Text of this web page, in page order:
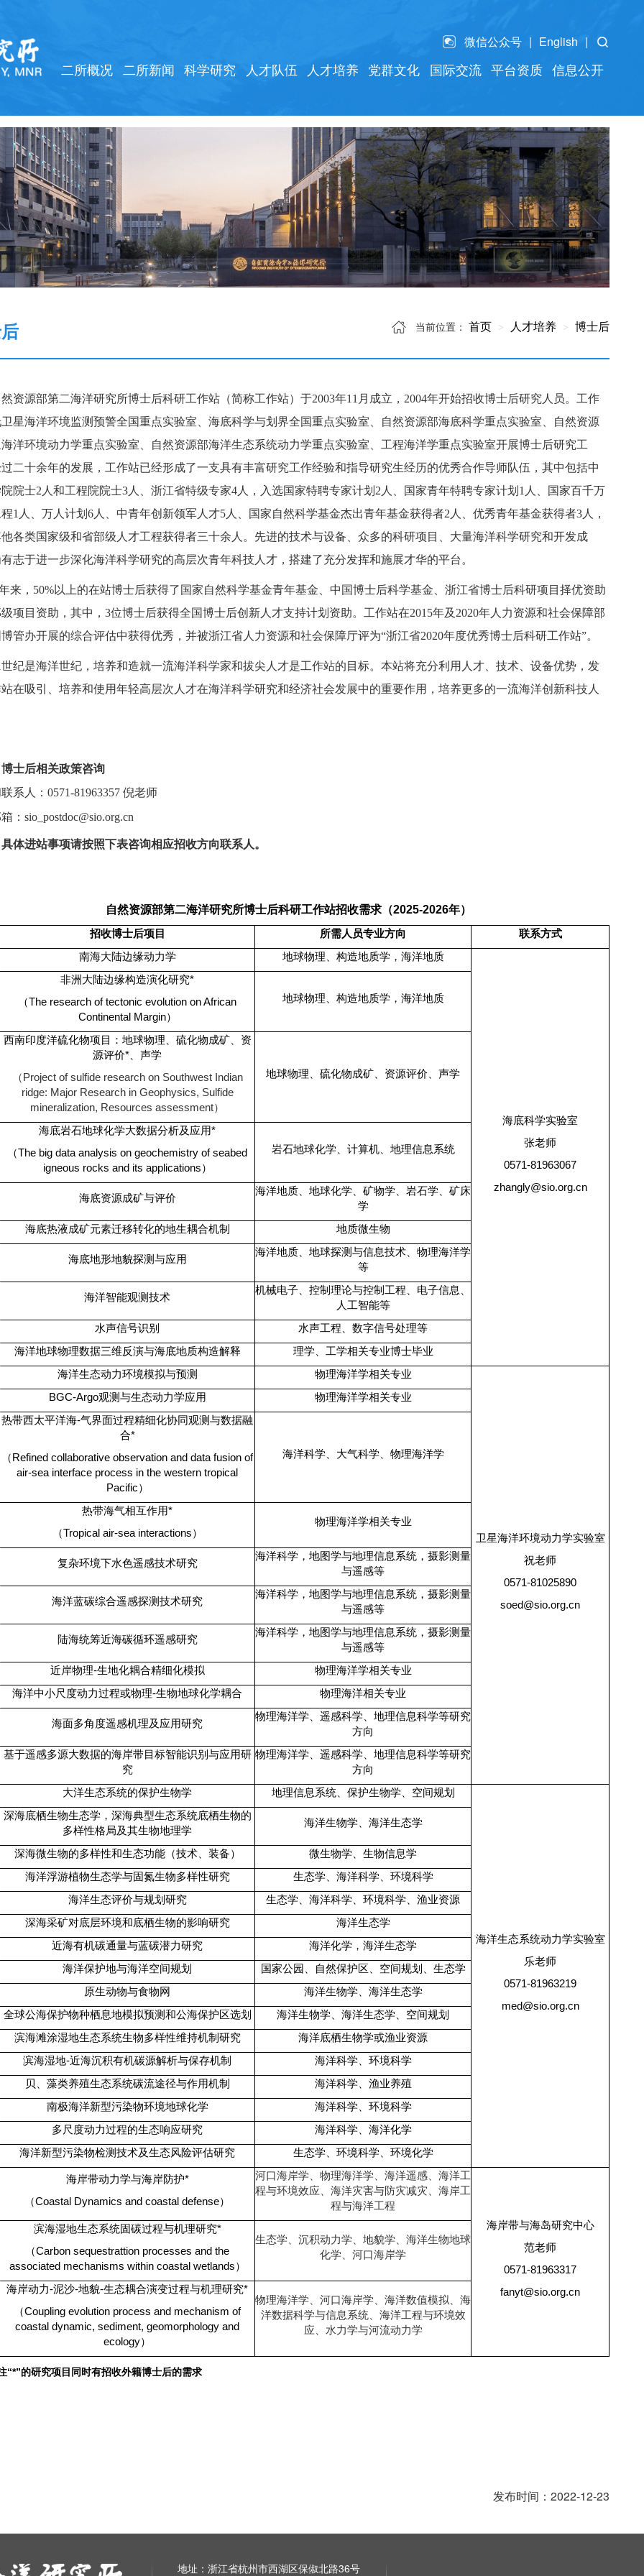
微信公众号 English
二所概况 二所新闻 科学研究 人才队伍 人才培养 党群文化 国际交流 平台资质 信息公开
当前位置： 首页 人才培养 博士后
然资源部第二海洋研究所博士后科研工作站（简称工作站）于2003年11月成立，2004年开始招收博士后研究人员。工作
卫星海洋环境监测预警全国重点实验室、海底科学与划界全国重点实验室 自然资源部海底科学重点实验室、
自然资源
洋环境动力学重点实验室、自然资源部海洋生态系统动力学重点实验室、工程海洋学重点实验室开展博士后研究工
二十余年的发展，工作站已经形成了一支具有丰富研究工作经验和指导研究生经历的优秀合作导师队伍，其中包括中
院院士2人和工程院院士3人、浙江省特级专家4人，入选国家特聘专家计划2人、国家青年特聘专家计划1人、国家百千万
程1人、万人计划6人、中青年创新领军人才5人、国家自然科学基金杰出青年基金获得者2人、优秀青年基金获得者3人，
他各类国家级和省部级人才工程获得者三十余人。先进的技术与设备、众多的科研项目、大量海洋科学研究和开发成
志于进一步深化海洋科学研究的高层次青年科技人才，搭建了充分发挥和施展才华的平台。
来，50%以上的在站博士后获得了国家自然科学基金青年基金、中国博士后科学基金、浙江省博士后科研项目择优资助
项目资助，其中，3位博士后获得全国博士后创新人才支持计划资助。工作站在2015年及2020年人力资源和社会保障部
管办开展的综合评估中获得优秀，并被浙江省人力资源和社会保障厅评为“浙江省2020年度优秀博士后科研工作站”。
世纪是海洋世纪，培养和造就一流海洋科学家和拔尖人才是工作站的目标。本站将充分利用人才、技术、设备优势，发
在吸引、培养和使用年轻高层次人才在海洋科学研究和经济社会发展中的重要作用，培养更多的一流海洋创新科技人
博士后相关政策咨询
系人： 0571-81963357 倪老师
： sio_postdoc@sio.org.cn
具体进站事项请按照下表咨询相应招收方向联系人。
自然资源部第二海洋研究所博士后科研工作站招收需求（2025-2026年）
招收博士后项目 所需人员专业方向
联系方式
南海大陆边缘动力学 地球物理、构造地质学，海洋地质
海底科学实验室
张老师
0571-81963067
zhangly@sio.org.cn
非洲大陆边缘构造演化研究*
（The research of tectonic evolution on African
Continental Margin）
地球物理、构造地质学，海洋地质
西南印度洋硫化物项目：地球物理、硫化物成矿、资
源评价* 、声学
（Project of sulfide research on Southwest Indian
ridge: Major Research in Geophysics, Sulfide
mineralization, Resources assessment）
地球物理、硫化物成矿、资源评价、声学
海底岩石地球化学大数据分析及应用*
（The big data analysis on geochemistry of seabed
igneous rocks and its applications）
岩石地球化学、计算机、地理信息系统
海底资源成矿与评价
海洋地质、地球化学、矿物学、岩石学、矿床
学
海底热液成矿元素迁移转化的地生耦合机制 地质微生物
海底地形地貌探测与应用
海洋地质、地球探测与信息技术、物理海洋学
等
海洋智能观测技术
机械电子、控制理论与控制工程、电子信息、
人工智能等
水声信号识别
水声工程、数字信号处理等
海洋地球物理数据三维反演与海底地质构造解释
理学、工学相关专业博士毕业
海洋生态动力环境模拟与预测 物理海洋学相关专业
卫星海洋环境动力学实验室
祝老师
0571-81025890
soed@sio.org.cn
BGC-Argo观测与生态动力学应用 物理海洋学相关专业
热带西太平洋海-气界面过程精细化协同观测与数据融
合*
（Refined collaborative observation and data fusion of
air-sea interface process in the western tropical
Pacific）
海洋科学、大气科学、物理海洋学
热带海气相互作用*
（Tropical air-sea interactions）
物理海洋学相关专业
复杂环境下水色遥感技术研究
海洋科学，地图学与地理信息系统，摄影测量
与遥感等
海洋蓝碳综合遥感探测技术研究
海洋科学，地图学与地理信息系统，摄影测量
与遥感等
陆海统筹近海碳循环遥感研究
海洋科学，地图学与地理信息系统，摄影测量
与遥感等
近岸物理-生地化耦合精细化模拟
物理海洋学相关专业
海洋中小尺度动力过程或物理-生物地球化学耦合 物理海洋相关专业
海面多角度遥感机理及应用研究
物理海洋学、遥感科学、地理信息科学等研究
方向
基于遥感多源大数据的海岸带目标智能识别与应用研
究
物理海洋学、遥感科学、地理信息科学等研究
方向
大洋生态系统的保护生物学 地理信息系统、保护生物学、空间规划
海洋生态系统动力学实验室
乐老师
0571-81963219
med@sio.org.cn
深海底栖生物生态学，深海典型生态系统底栖生物的
多样性格局及其生物地理学
海洋生物学、海洋生态学
深海微生物的多样性和生态功能（技术、装备）
微生物学、生物信息学
海洋浮游植物生态学与固氮生物多样性研究
生态学、海洋科学、环境科学
海洋生态评价与规划研究
生态学、海洋科学、环境科学、渔业资源
深海采矿对底层环境和底栖生物的影响研究
海洋生态学
近海有机碳通量与蓝碳潜力研究
海洋化学，海洋生态学
海洋保护地与海洋空间规划
国家公园、自然保护区、空间规划、生态学
原生动物与食物网
海洋生物学、海洋生态学
全球公海保护物种栖息地模拟预测和公海保护区选划
海洋生物学、海洋生态学、空间规划
滨海滩涂湿地生态系统生物多样性维持机制研究
海洋底栖生物学或渔业资源
滨海湿地-近海沉积有机碳源解析与保存机制
海洋科学、环境科学
贝、藻类养殖生态系统碳流途径与作用机制
海洋科学、渔业养殖
南极海洋新型污染物环境地球化学
海洋科学、环境科学
多尺度动力过程的生态响应研究
海洋科学、海洋化学
海洋新型污染物检测技术及生态风险评估研究 生态学、环境科学、环境化学
海岸带动力学与海岸防护*
（Coastal Dynamics and coastal defense）
河口海岸学、物理海洋学、海洋遥感、海洋工
程与环境效应、海洋灾害与防灾减灾、海岸工
程与海洋工程
海岸带与海岛研究中心
范老师
0571-81963317
fanyt@sio.org.cn
滨海湿地生态系统固碳过程与机理研究*
（Carbon sequestrattion processes and the
associated mechanisms within coastal wetlands）
生态学、沉积动力学、地貌学、海洋生物地球
化学、河口海岸学
海岸动力-泥沙-地貌-生态耦合演变过程与机理研究*
（Coupling evolution process and mechanism of
coastal dynamic, sediment, geomorphology and
ecology）
物理海洋学、河口海岸学、海洋数值模拟、海
洋数据科学与信息系统、海洋工程与环境效
应、水力学与河流动力学
“*”的研究项目同时有招收外籍博士后的需求
发布时间：2022-12-23
地址：浙江省杭州市西湖区保俶北路36号